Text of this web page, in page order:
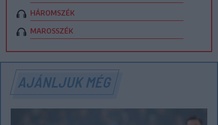
HÁROMSZÉK
MAROSSZÉK
AJÁNLJUK MÉG